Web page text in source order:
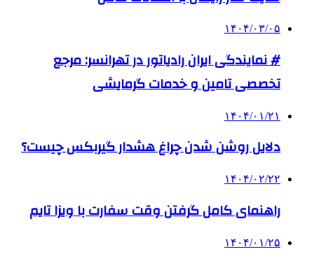
۱۴۰۴/۰۳/۰۵
# نمایندگی ایران رادیاتور در تهرانسر: مرجع
تخصصی تامین و خدمات گرمایشی
۱۴۰۴/۰۱/۲۱
دلایل روشن شدن چراغ هشدار گیربکس چیست؟
۱۴۰۴/۰۲/۲۲
راهنمای کامل گرفتن وقت سفارت با ویزا تایم
۱۴۰۴/۰۱/۲۵